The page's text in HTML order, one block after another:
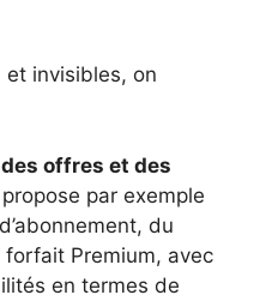
et invisibles, on
offres et des
par exemple
du
Premium, avec
en termes de